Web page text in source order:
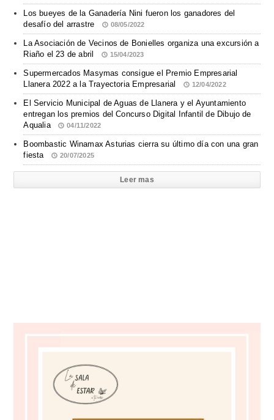
Los bueyes de la Ganadería Nini fueron los ganadores del
desafío del arrastre
08/05/2022
La Asociación de Vecinos de Bonielles organiza una excursión a
Riaño el 23 de abril
15/04/2023
Supermercados Masymas consigue el Premio Empresarial
Llanera 2022 a la Trayectoria Empresarial
12/04/2022
El Servicio Municipal de Aguas de Llanera y el Ayuntamiento
entregan los premios del Concurso Digital Infantil de Dibujo de
Aqualia
04/11/2022
Boombastic Winamax Asturias cierra su último día con una gran
fiesta
20/07/2025
Leer mas